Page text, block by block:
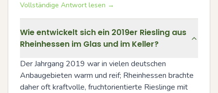
Vollständige Antwort lesen →
Wie entwickelt sich ein 2019er Riesling aus
Rheinhessen im Glas und im Keller?
Der Jahrgang 2019 war in vielen deutschen
Anbaugebieten warm und reif; Rheinhessen brachte
daher oft kraftvolle, fruchtorientierte Rieslinge mit